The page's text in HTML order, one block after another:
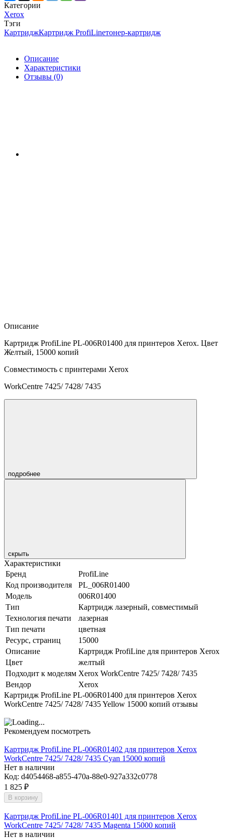
Категории
Xerox
Тэги
КартриджКартридж ProfiLineтонер-картридж
Описание
Характеристики
Отзывы (0)
Описание
Картридж ProfiLine PL-006R01400 для принтеров Xerox. Цвет
Желтый, 15000 копий
Совместимость с принтерами Xerox
WorkCentre 7425/ 7428/ 7435
подробнее
скрыть
Характеристики
Бренд
ProfiLine
Код производителя
PL_006R01400
Модель
006R01400
Тип
Картридж лазерный, совместимый
Технология печати
лазерная
Тип печати
цветная
Ресурс, страниц
15000
Описание
Картридж ProfiLine для принтеров Xerox
Цвет
желтый
Подходит к моделям Xerox WorkCentre 7425/ 7428/ 7435
Вендор
Xerox
Картридж ProfiLine PL-006R01400 для принтеров Xerox
WorkCentre 7425/ 7428/ 7435 Yellow 15000 копий отзывы
Рекомендуем посмотреть
Картридж ProfiLine PL-006R01402 для принтеров Xerox
WorkCentre 7425/ 7428/ 7435 Cyan 15000 копий
Нет в наличии
Код: d4054468-a855-470a-88e0-927a332c0778
1 825 ₽
В корзину
Картридж ProfiLine PL-006R01401 для принтеров Xerox
WorkCentre 7425/ 7428/ 7435 Magenta 15000 копий
Нет в наличии